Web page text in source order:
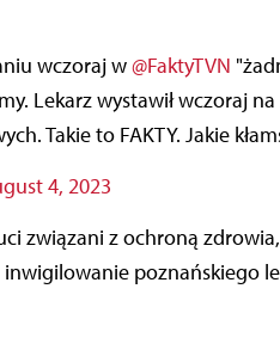
wczoraj w@FaktyTVN
Lekarz wystawił wczoraj
Takie to FAKTY. Jakie
4, 2023
związani z ochroną
poznańskiego